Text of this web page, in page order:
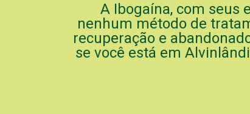
A Ibogaína, com seus
nenhum método de
recuperação e
se você está em